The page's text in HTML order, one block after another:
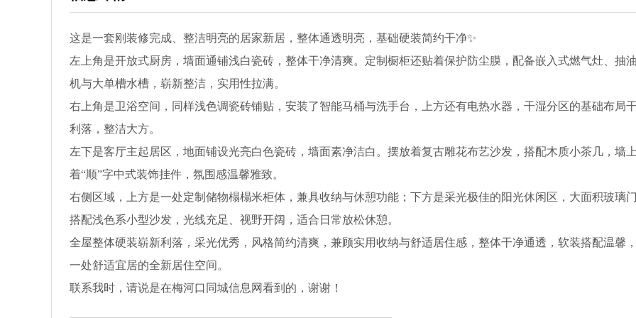
这是一套刚装修完成、整洁明亮的居家新居，整体通透明亮，基础硬装简约干净✨
左上角是开放式厨房，墙面通铺浅白瓷砖，整体干净清爽。定制橱柜还贴着保护防尘膜，配备嵌入式燃气灶、抽
机与大单槽水槽，崭新整洁，实用性拉满。
右上角是卫浴空间，同样浅色调瓷砖铺贴，安装了智能马桶与洗手台，上方还有电热水器，干湿分区的基础布局
利落，整洁大方。
左下是客厅主起居区，地面铺设光亮白色瓷砖，墙面素净洁白。摆放着复古雕花布艺沙发，搭配木质小茶几，墙
着“顺”字中式装饰挂件，氛围感温馨雅致。
右侧区域，上方是一处定制储物榻榻米柜体，兼具收纳与休憩功能；下方是采光极佳的阳光休闲区，大面积玻璃
搭配浅色系小型沙发，光线充足、视野开阔，适合日常放松休憩。
全屋整体硬装崭新利落，采光优秀，风格简约清爽，兼顾实用收纳与舒适居住感，整体干净通透，软装搭配温馨
一处舒适宜居的全新居住空间。
联系我时，请说是在梅河口同城信息网看到的，谢谢！